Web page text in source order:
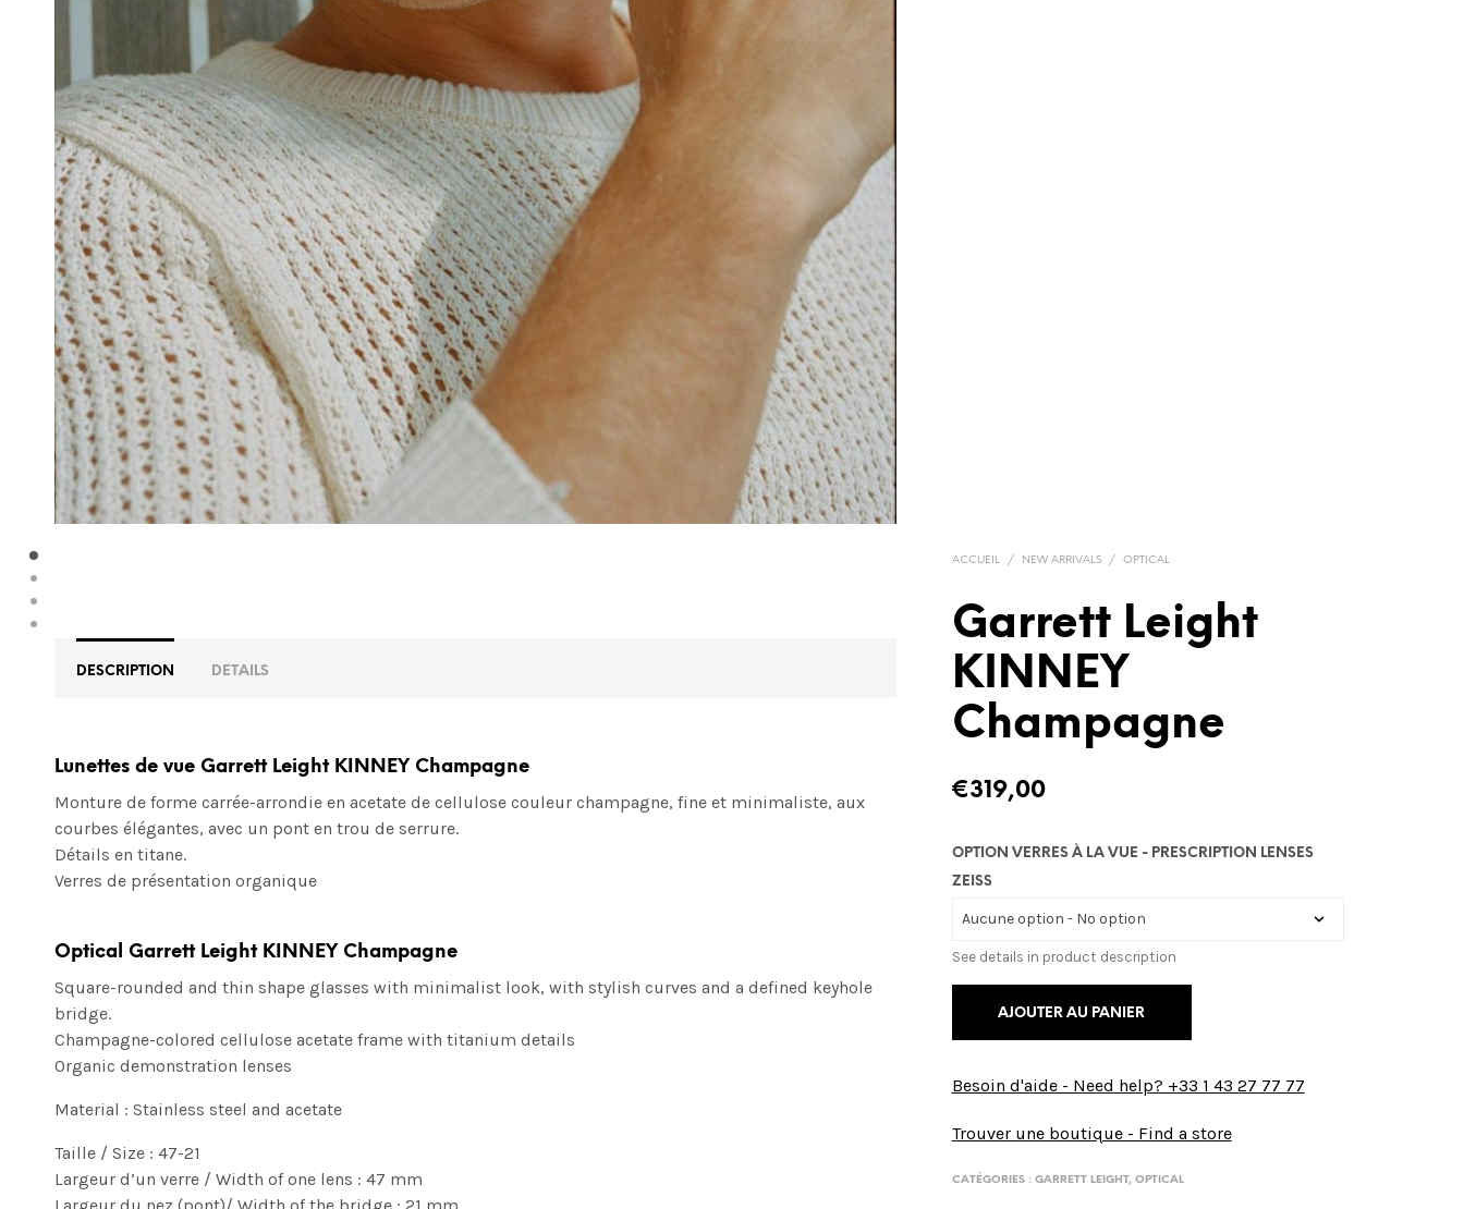
ACCUEIL / NEW ARRIVALS / OPTICAL
Garrett Leight
KINNEY
Champagne
€319,00
OPTION VERRES À LA VUE - PRESCRIPTION LENSES
ZEISS
See details in product description
AJOUTER AU PANIER
Besoin d'aide - Need help? +33 1 43 27 77 77
Trouver une boutique - Find a store
CATÉGORIES : GARRETT LEIGHT, OPTICAL
DESCRIPTION DETAILS
Lunettes de vue Garrett Leight KINNEY Champagne
Monture de forme carrée-arrondie en acetate de cellulose couleur champagne, fine et minimaliste, aux
courbes élégantes, avec un pont en trou de serrure.
Détails en titane.
Verres de présentation organique
Optical Garrett Leight KINNEY Champagne
Square-rounded and thin shape glasses with minimalist look, with stylish curves and a defined keyhole
bridge.
Champagne-colored cellulose acetate frame with titanium details
Organic demonstration lenses
Material : Stainless steel and acetate
Taille / Size : 47-21
Largeur d’un verre / Width of one lens : 47 mm